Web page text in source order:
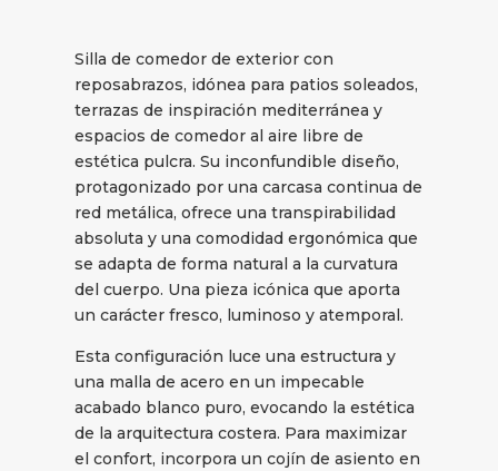
Silla de comedor de exterior con
reposabrazos, idónea para patios soleados,
terrazas de inspiración mediterránea y
espacios de comedor al aire libre de
estética pulcra. Su inconfundible diseño,
protagonizado por una carcasa continua de
red metálica, ofrece una transpirabilidad
absoluta y una comodidad ergonómica que
se adapta de forma natural a la curvatura
del cuerpo. Una pieza icónica que aporta
un carácter fresco, luminoso y atemporal.
Esta configuración luce una estructura y
una malla de acero en un impecable
acabado blanco puro, evocando la estética
de la arquitectura costera. Para maximizar
el confort, incorpora un cojín de asiento en